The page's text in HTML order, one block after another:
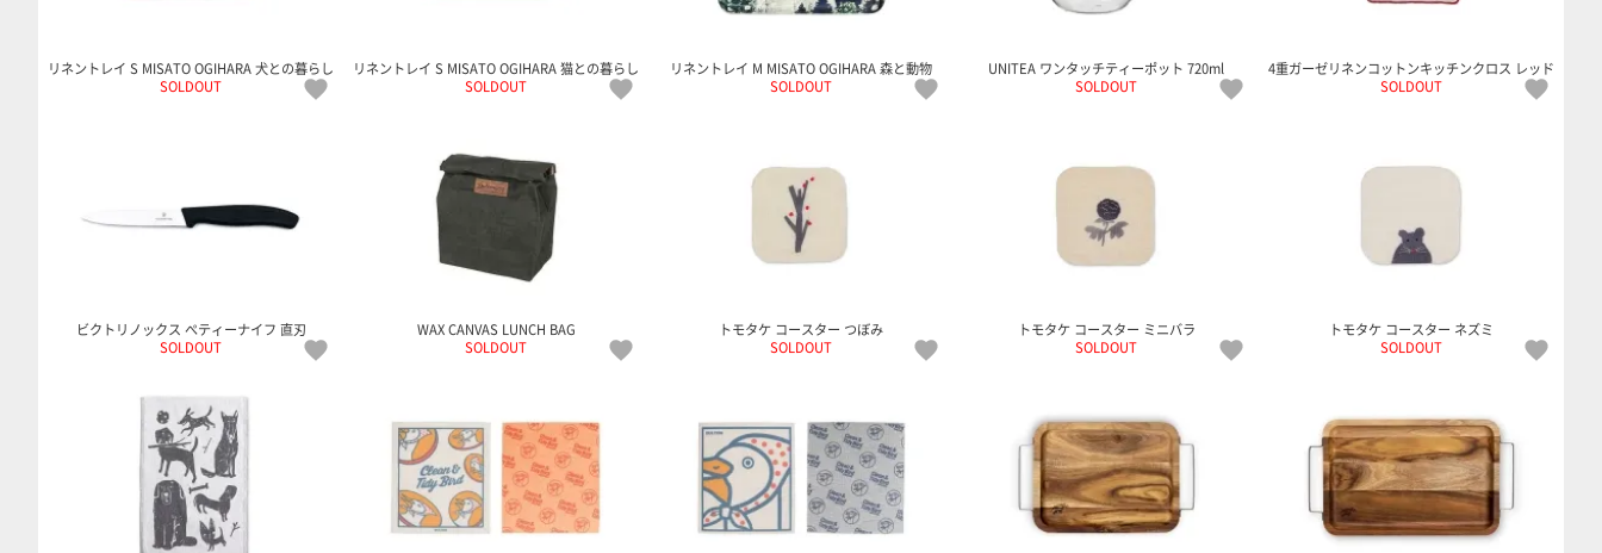
リネントレイ S MISATO OGIHARA 犬との暮らし
SOLDOUT
リネントレイ S MISATO OGIHARA 猫との暮らし
SOLDOUT
リネントレイ M MISATO OGIHARA 森と動物
SOLDOUT
UNITEA ワンタッチティーポット 720ml
SOLDOUT
4重ガーゼリネンコットンキッチンクロス レッド
SOLDOUT
ビクトリノックス ぺティーナイフ 直刃
SOLDOUT
WAX CANVAS LUNCH BAG
SOLDOUT
トモタケ コースター つぼみ
SOLDOUT
トモタケ コースター ミニバラ
SOLDOUT
トモタケ コースター ネズミ
SOLDOUT